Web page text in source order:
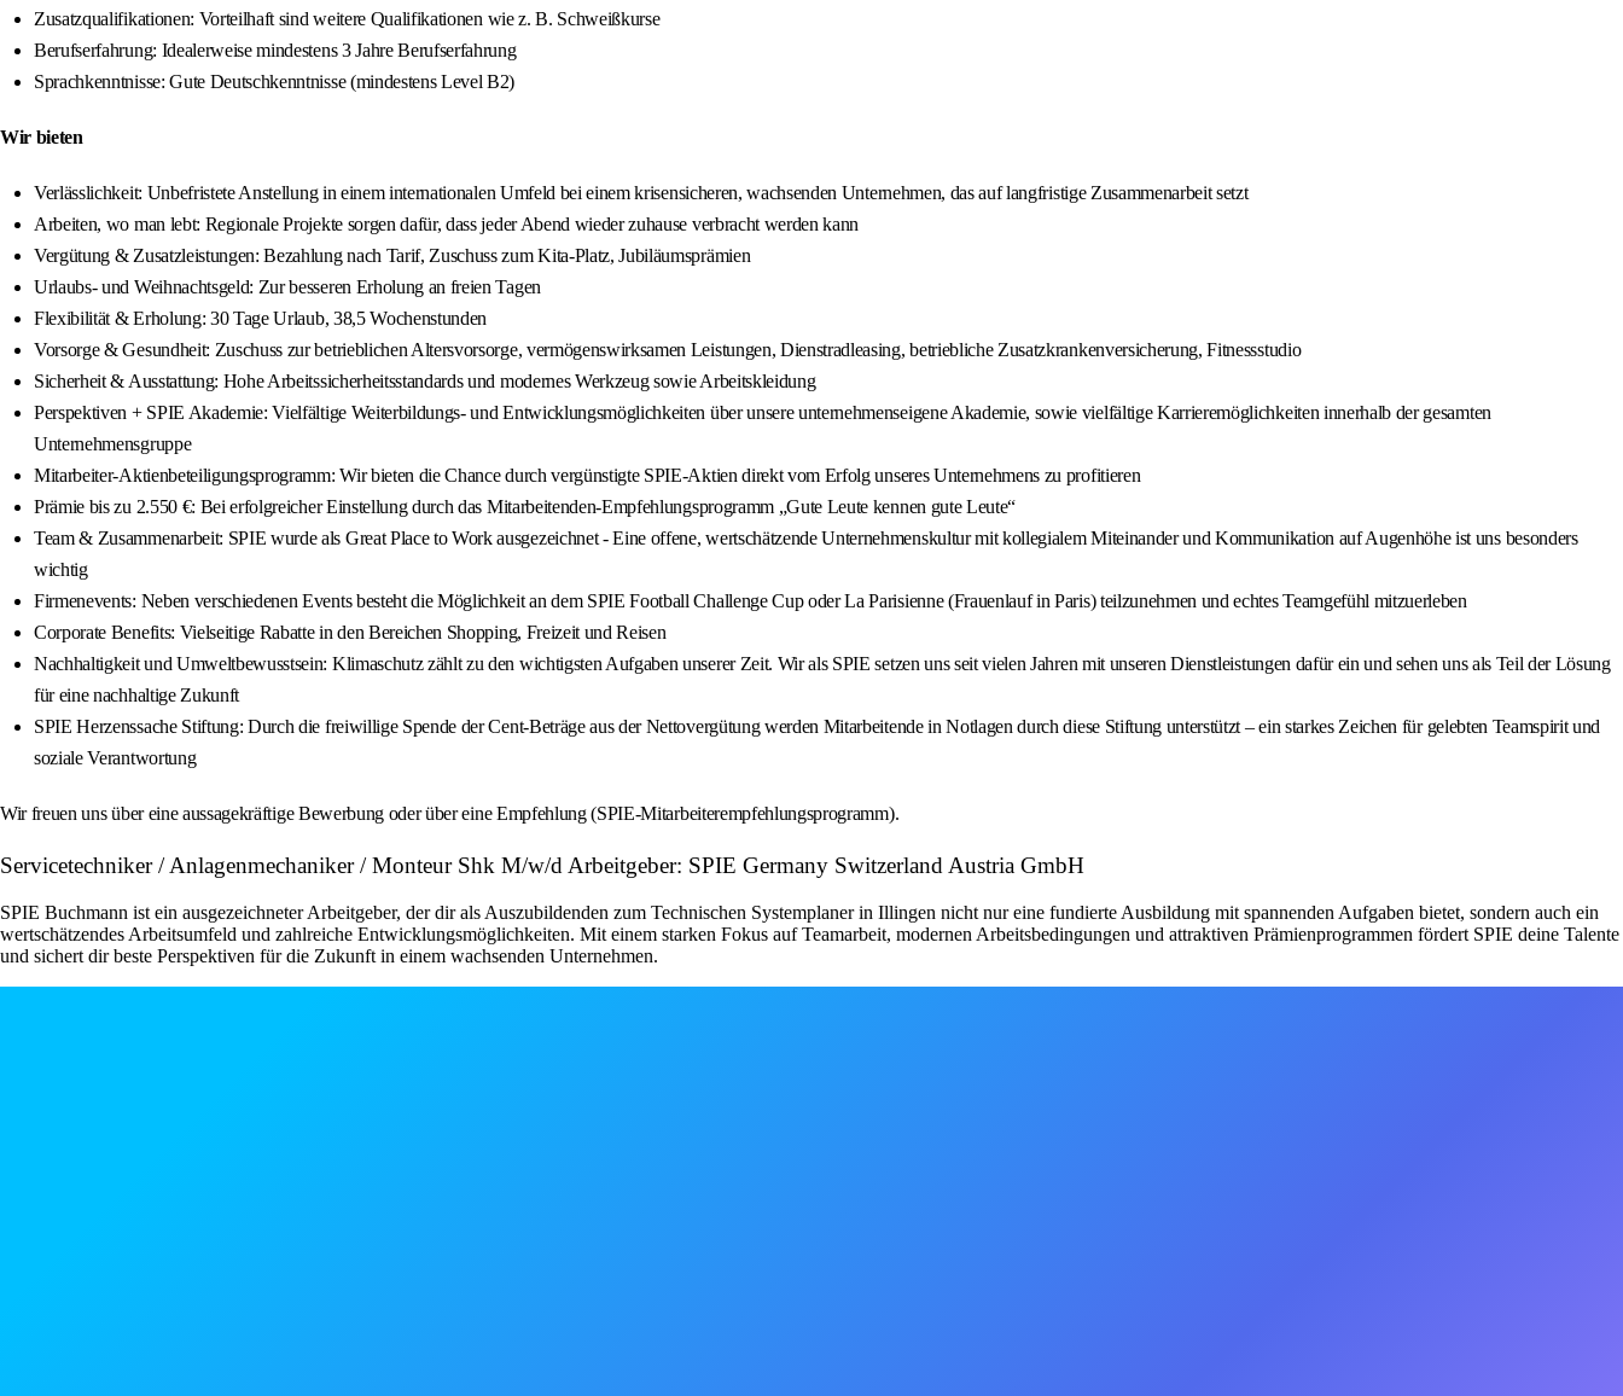
Zusatzqualifikationen: Vorteilhaft sind weitere Qualifikationen wie z. B. Schweißkurse
Berufserfahrung: Idealerweise mindestens 3 Jahre Berufserfahrung
Sprachkenntnisse: Gute Deutschkenntnisse (mindestens Level B2)
Wir bieten
Verlässlichkeit: Unbefristete Anstellung in einem internationalen Umfeld bei einem krisensicheren, wachsenden Unternehmen, das auf langfristige Zusammenarbeit setzt
Arbeiten, wo man lebt: Regionale Projekte sorgen dafür, dass jeder Abend wieder zuhause verbracht werden kann
Vergütung & Zusatzleistungen: Bezahlung nach Tarif, Zuschuss zum Kita-Platz, Jubiläumsprämien
Urlaubs- und Weihnachtsgeld: Zur besseren Erholung an freien Tagen
Flexibilität & Erholung: 30 Tage Urlaub, 38,5 Wochenstunden
Vorsorge & Gesundheit: Zuschuss zur betrieblichen Altersvorsorge, vermögenswirksamen Leistungen, Dienstradleasing, betriebliche Zusatzkrankenversicherung, Fitnessstudio
Sicherheit & Ausstattung: Hohe Arbeitssicherheitsstandards und modernes Werkzeug sowie Arbeitskleidung
Perspektiven + SPIE Akademie: Vielfältige Weiterbildungs- und Entwicklungsmöglichkeiten über unsere unternehmenseigene Akademie, sowie vielfältige Karrieremöglichkeiten innerhalb der gesamten
Unternehmensgruppe
Mitarbeiter-Aktienbeteiligungsprogramm: Wir bieten die Chance durch vergünstigte SPIE-Aktien direkt vom Erfolg unseres Unternehmens zu profitieren
Prämie bis zu 2.550 €: Bei erfolgreicher Einstellung durch das Mitarbeitenden-Empfehlungsprogramm „Gute Leute kennen gute Leute“
Team & Zusammenarbeit: SPIE wurde als Great Place to Work ausgezeichnet - Eine offene, wertschätzende Unternehmenskultur mit kollegialem Miteinander und Kommunikation auf Augenhöhe ist uns besonders
wichtig
Firmenevents: Neben verschiedenen Events besteht die Möglichkeit an dem SPIE Football Challenge Cup oder La Parisienne (Frauenlauf in Paris) teilzunehmen und echtes Teamgefühl mitzuerleben
Corporate Benefits: Vielseitige Rabatte in den Bereichen Shopping, Freizeit und Reisen
Nachhaltigkeit und Umweltbewusstsein: Klimaschutz zählt zu den wichtigsten Aufgaben unserer Zeit. Wir als SPIE setzen uns seit vielen Jahren mit unseren Dienstleistungen dafür ein und sehen uns als Teil der Lösung
für eine nachhaltige Zukunft
SPIE Herzenssache Stiftung: Durch die freiwillige Spende der Cent-Beträge aus der Nettovergütung werden Mitarbeitende in Notlagen durch diese Stiftung unterstützt – ein starkes Zeichen für gelebten Teamspirit und
soziale Verantwortung
Wir freuen uns über eine aussagekräftige Bewerbung oder über eine Empfehlung (SPIE-Mitarbeiterempfehlungsprogramm).
Servicetechniker / Anlagenmechaniker / Monteur Shk M/w/d Arbeitgeber: SPIE Germany Switzerland Austria GmbH
SPIE Buchmann ist ein ausgezeichneter Arbeitgeber, der dir als Auszubildenden zum Technischen Systemplaner in Illingen nicht nur eine fundierte Ausbildung mit spannenden Aufgaben bietet, sondern auch ein
wertschätzendes Arbeitsumfeld und zahlreiche Entwicklungsmöglichkeiten. Mit einem starken Fokus auf Teamarbeit, modernen Arbeitsbedingungen und attraktiven Prämienprogrammen fördert SPIE deine Talente
und sichert dir beste Perspektiven für die Zukunft in einem wachsenden Unternehmen.